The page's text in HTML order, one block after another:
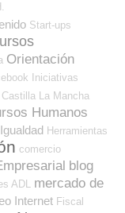
Start-ups
Orientación
Iniciativas
Castilla La Mancha
Humanos
Igualdad Herramientas
comercio
blog
ADL mercado de
Internet Fiscal